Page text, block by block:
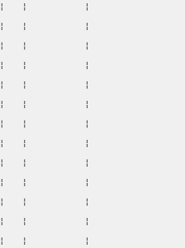
¦   ¦          ¦
¦   ¦          ¦
¦   ¦          ¦
¦   ¦          ¦
¦   ¦          ¦
¦   ¦          ¦
¦   ¦          ¦
¦   ¦          ¦
¦   ¦          ¦
¦   ¦          ¦
¦   ¦          ¦
¦   ¦          ¦
¦   ¦          ¦